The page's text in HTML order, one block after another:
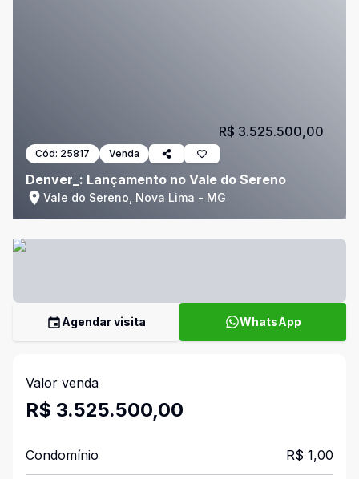
Cód: 25817 Venda
Denver_: Lançamento no Vale do Sereno
Vale do Sereno, Nova Lima - MG
R$ 3.525.500,00
Agendar visita WhatsApp
Valor venda
R$ 3.525.500,00
Condomínio R$ 1,00